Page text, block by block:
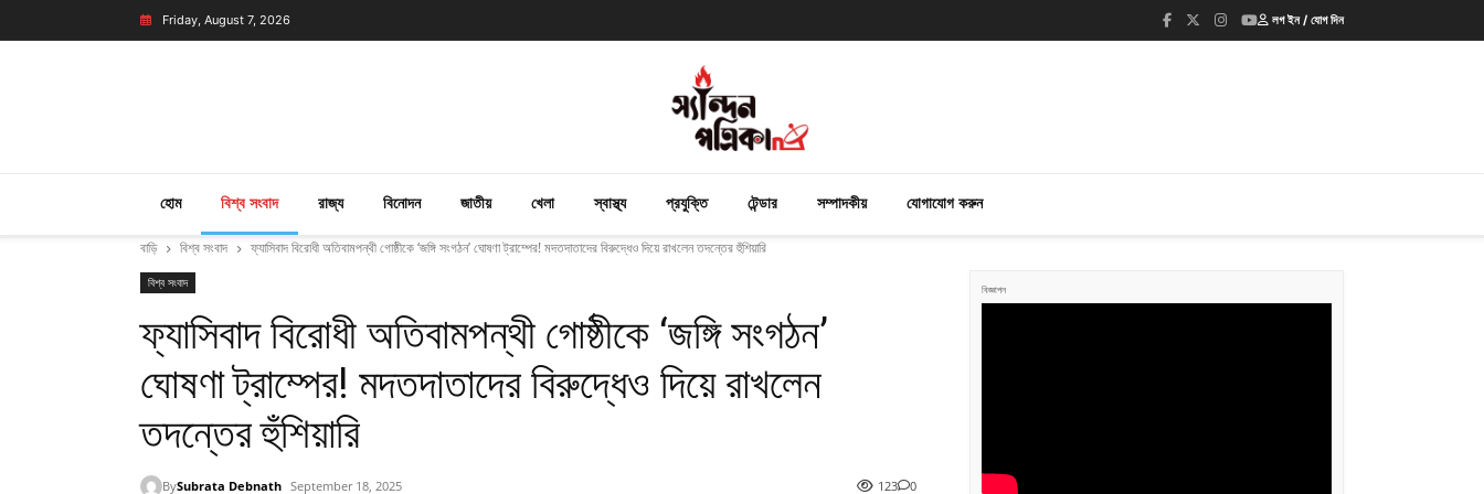
Friday, August 7, 2026 লগ ইন / যোগ দিন
হোম বিশ্ব সংবাদ রাজ্য বিনোদন জাতীয় খেলা স্বাস্থ্য প্রযুক্তি টেন্ডার সম্পাদকীয় যোগাযোগ করুন
বাড়ি বিশ্ব সংবাদ ফ্যাসিবাদ বিরোধী অতিবামপন্থী গোষ্ঠীকে ‘জঙ্গি সংগঠন’ ঘোষণা ট্রাম্পের! মদতদাতাদের বিরুদ্ধেও দিয়ে রাখলেন তদন্তের হুঁশিয়ারি
বিশ্ব সংবাদ
ফ্যাসিবাদ বিরোধী অতিবামপন্থী গোষ্ঠীকে ‘জঙ্গি সংগঠন’
ঘোষণা ট্রাম্পের! মদতদাতাদের বিরুদ্ধেও দিয়ে রাখলেন
তদন্তের হুঁশিয়ারি
BySubrata Debnath September 18, 2025 123 0
বিজ্ঞাপন